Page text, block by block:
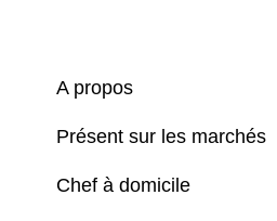
A propos
Présent sur les marchés
Chef à domicile